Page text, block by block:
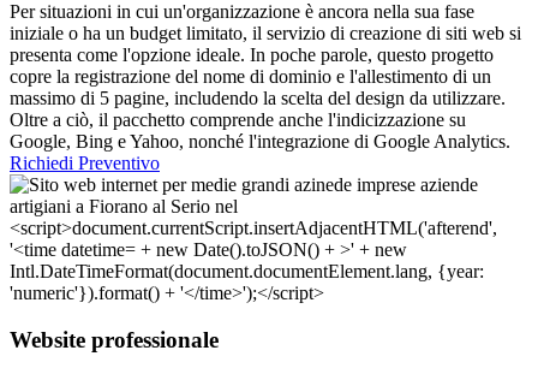
Per situazioni in cui un'organizzazione è ancora nella sua fase
iniziale o ha un budget limitato, il servizio di creazione di siti web si
presenta come l'opzione ideale. In poche parole, questo progetto
copre la registrazione del nome di dominio e l'allestimento di un
massimo di 5 pagine, includendo la scelta del design da utilizzare.
Oltre a ciò, il pacchetto comprende anche l'indicizzazione su
Google, Bing e Yahoo, nonché l'integrazione di Google Analytics.
Richiedi Preventivo
Website professionale